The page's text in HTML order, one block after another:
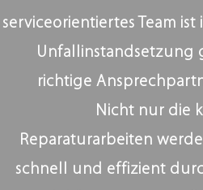
serviceorientiertes Team ist
Unfallinstandsetzung
richtige
Nicht nur die
Reparaturarbeiten
schnell und effizient